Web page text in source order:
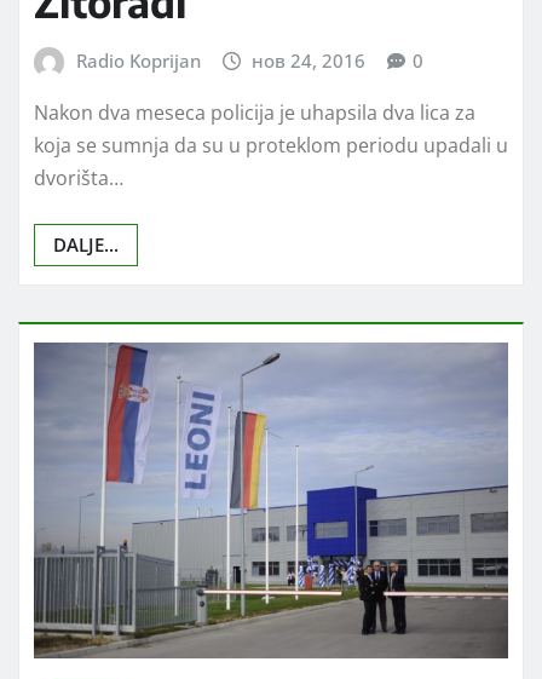
Radio Koprijan нов 24, 2016 0
Nakon dva meseca policija je uhapsila dva lica za
koja se sumnja da su u proteklom periodu upadali u
dvorišta…
DALJE...